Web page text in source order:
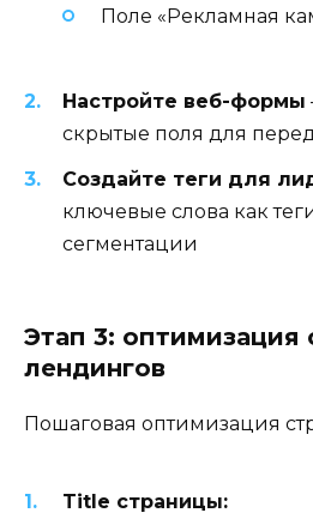
Поле «Рекламная
Настройте веб-формы
скрытые поля для
Создайте теги для
ключевые слова как
сегментации
Этап 3: оптимизация
лендингов
Пошаговая оптимизация
Title страницы: